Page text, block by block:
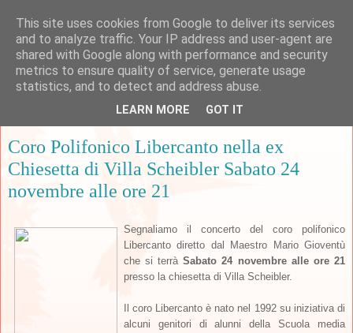
martedì 6 novembre 2012
Coro Polifonico Libercanto nella ex
Chiesetta di Villa Scheibler Sabato 24
novembre alle ore 21
Segnaliamo il concerto del coro polifonico
Libercanto diretto dal Maestro Mario Gioventù
che si terràSabato 24 novembre alle ore 21
presso la chiesetta di Villa Scheibler.
Il coro Libercanto è nato nel 1992 su iniziativa di
alcuni genitori di alunni della Scuola media
This site uses cookies from Google to deliver its services
and to analyze traffic. Your IP address and user-agent are
shared with Google along with performance and security
metrics to ensure quality of service, generate usage
statistics, and to detect and address abuse.
LEARN MORE GOT IT